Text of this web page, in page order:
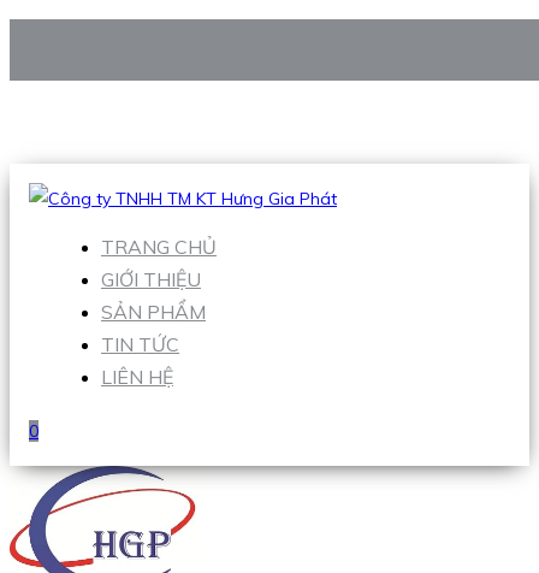
Hotline:0938 906 663
TRANG CHỦ
GIỚI THIỆU
SẢN PHẨM
TIN TỨC
LIÊN HỆ
0